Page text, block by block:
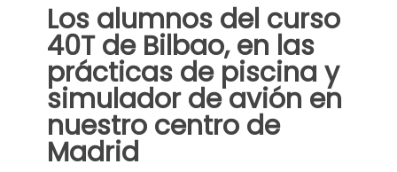
Los alumnos del curso
40T de Bilbao, en las
prácticas de piscina y
simulador de avión en
nuestro centro de
Madrid